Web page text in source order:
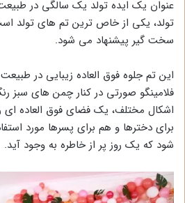
عنوان یک ایده تولد یک سالگی در
تولد، یکی از خاص ترین تم های تولد
سخت گیر پیشنهاد می شود.
این تم جلوه فوق العاده زیبایی در
فلامینگو صورتی در کنار چمن های سبز
اشکال مختلف، یک فضای فوق العاده ای
برای دخترها و هم برای پسرها مورد
شود که یک روز پر از خاطره به وجود آید.